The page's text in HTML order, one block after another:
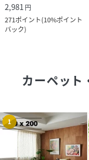
2,981 円
271ポイント(10%ポイント
バック)
カーペット
1